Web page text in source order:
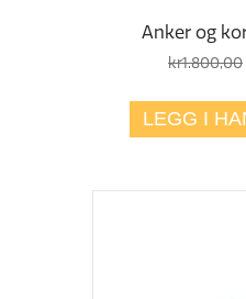
Anker og
kr1.800,00
LEGG I